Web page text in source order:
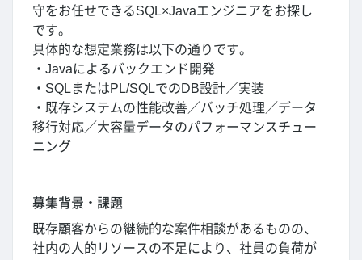
守をお任せできるSQL×Javaエンジニアをお探し
です。
具体的な想定業務は以下の通りです。
・Javaによるバックエンド開発
・SQLまたはPL/SQLでのDB設計／実装
・既存システムの性能改善／バッチ処理／データ
移行対応／大容量データのパフォーマンスチュー
ニング
募集背景・課題
既存顧客からの継続的な案件相談があるものの、
社内の人的リソースの不足により、社員の負荷が